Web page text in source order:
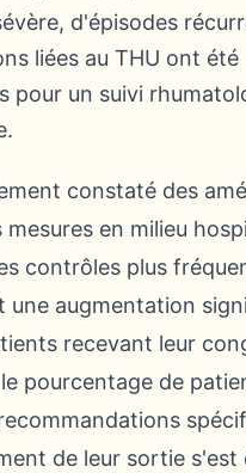
d'épisodes
liées au THU ont été
pour un suivi
constaté des
mesures en milieu
contrôles plus
une augmentation
recevant leur
pourcentage de
de leur sortie s'est